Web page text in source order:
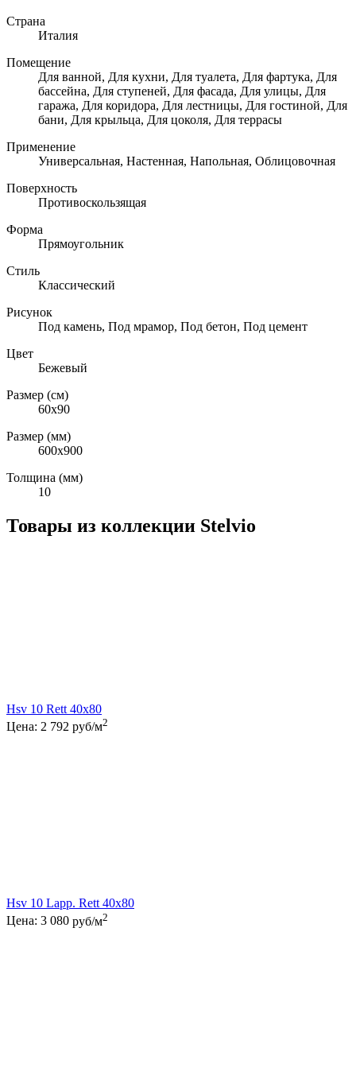
Страна
Италия
Помещение
Для ванной, Для кухни, Для туалета, Для фартука, Для
бассейна, Для ступеней, Для фасада, Для улицы, Для
гаража, Для коридора, Для лестницы, Для гостиной, Для
бани, Для крыльца, Для цоколя, Для террасы
Применение
Универсальная, Настенная, Напольная, Облицовочная
Поверхность
Противоскользящая
Форма
Прямоугольник
Стиль
Классический
Рисунок
Под камень, Под мрамор, Под бетон, Под цемент
Цвет
Бежевый
Размер (см)
60x90
Размер (мм)
600x900
Толщина (мм)
10
Товары из коллекции Stelvio
Hsv 10 Rett 40x80
Цена: 2 792 руб/м2
Hsv 10 Lapp. Rett 40x80
Цена: 3 080 руб/м2